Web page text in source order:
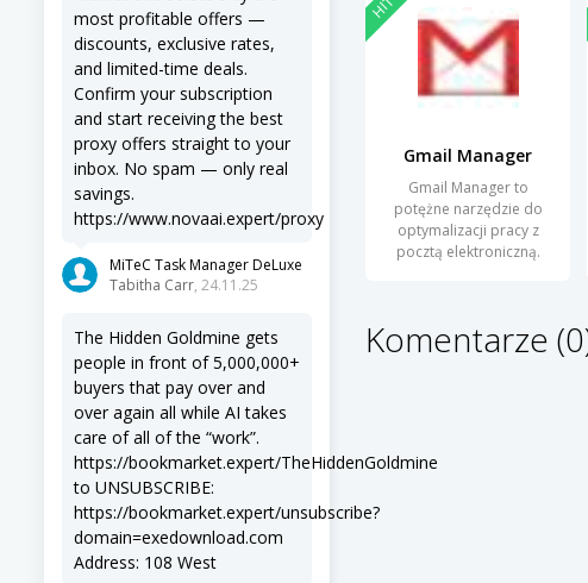
most profitable offers —
discounts, exclusive rates,
and limited-time deals.
Confirm your subscription
and start receiving the best
proxy offers straight to your
inbox. No spam — only real
savings.
https://www.novaai.expert/proxy
MiTeC Task Manager DeLuxe
Tabitha Carr, 24.11.25
The Hidden Goldmine gets
people in front of 5,000,000+
buyers that pay over and
over again all while AI takes
care of all of the “work”.
https://bookmarket.expert/TheHiddenGoldmine
to UNSUBSCRIBE:
https://bookmarket.expert/unsubscribe?
domain=exedownload.com
Address: 108 West
Gmail Manager
Gmail Manager to
potężne narzędzie do
optymalizacji pracy z
pocztą elektroniczną.
HIT
Komentarze